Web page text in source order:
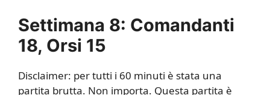
Settimana 8: Comandanti
18, Orsi 15
Disclaimer: per tutti i 60 minuti è stata una
partita brutta. Non importa. Questa partita è